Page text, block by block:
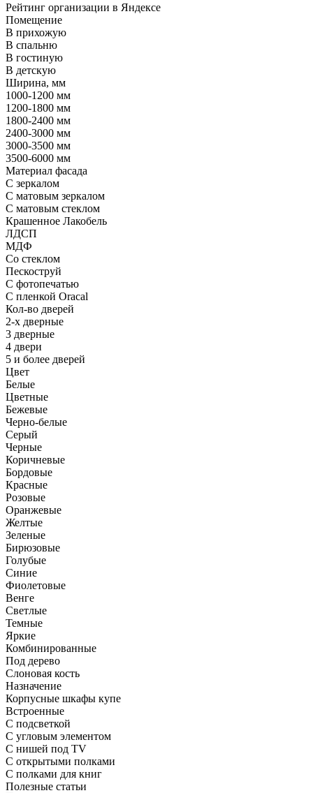
Рейтинг организации в Яндексе
Помещение
В прихожую
В спальню
В гостиную
В детскую
Ширина, мм
1000-1200 мм
1200-1800 мм
1800-2400 мм
2400-3000 мм
3000-3500 мм
3500-6000 мм
Материал фасада
С зеркалом
С матовым зеркалом
С матовым стеклом
Крашенное Лакобель
ЛДСП
МДФ
Со стеклом
Пескоструй
С фотопечатью
С пленкой Oracal
Кол-во дверей
2-х дверные
3 дверные
4 двери
5 и более дверей
Цвет
Белые
Цветные
Бежевые
Черно-белые
Серый
Черные
Коричневые
Бордовые
Красные
Розовые
Оранжевые
Желтые
Зеленые
Бирюзовые
Голубые
Синие
Фиолетовые
Венге
Светлые
Темные
Яркие
Комбинированные
Под дерево
Слоновая кость
Назначение
Корпусные шкафы купе
Встроенные
С подсветкой
С угловым элементом
С нишей под TV
С открытыми полками
С полками для книг
Полезные статьи